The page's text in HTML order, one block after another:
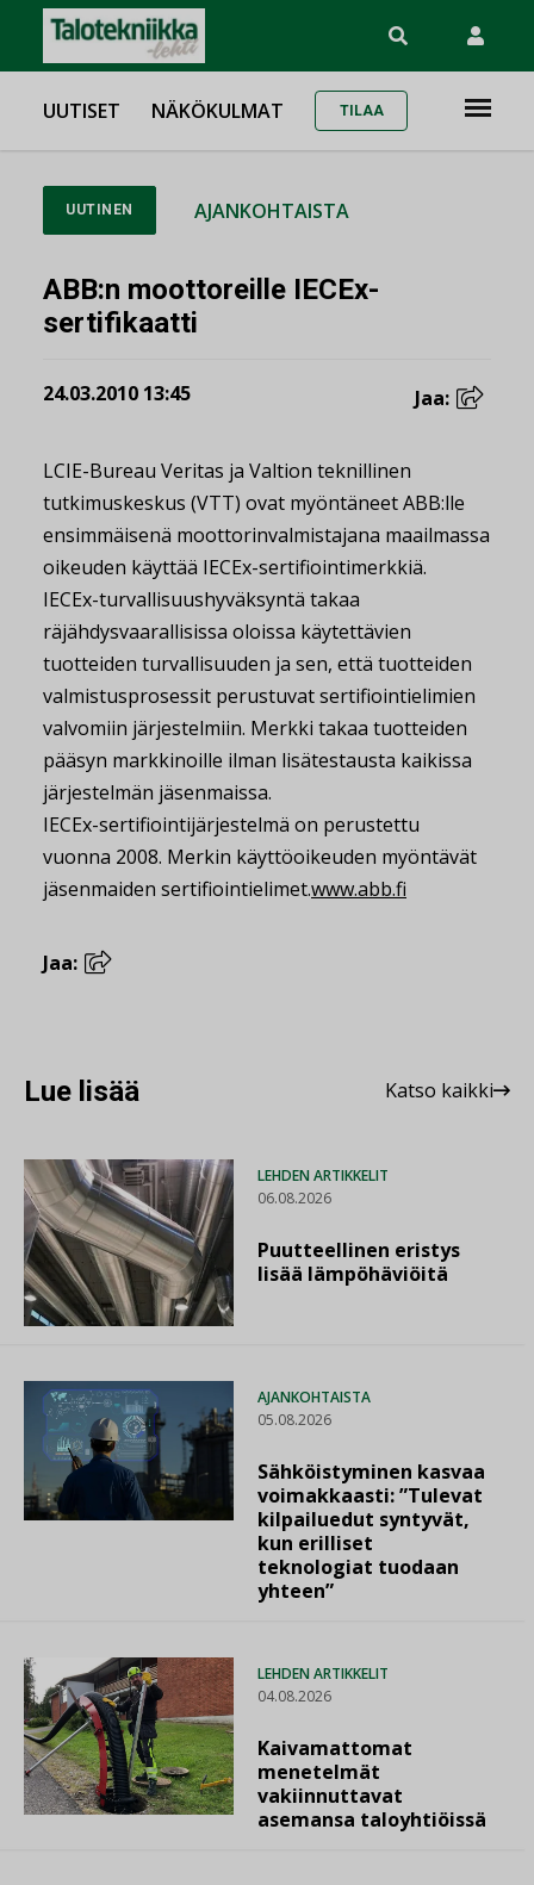
UUTISET NÄKÖKULMAT TILAA
UUTINEN AJANKOHTAISTA
ABB:n moottoreille IECEx-
sertifikaatti
24.03.2010 13:45 Jaa:
LCIE-Bureau Veritas ja Valtion teknillinen
tutkimuskeskus (VTT) ovat myöntäneet ABB:lle
ensimmäisenä moottorinvalmistajana maailmassa
oikeuden käyttää IECEx-sertifiointimerkkiä.
IECEx-turvallisuushyväksyntä takaa
räjähdysvaarallisissa oloissa käytettävien
tuotteiden turvallisuuden ja sen, että tuotteiden
valmistusprosessit perustuvat sertifiointielimien
valvomiin järjestelmiin. Merkki takaa tuotteiden
pääsyn markkinoille ilman lisätestausta kaikissa
järjestelmän jäsenmaissa.
IECEx-sertifiointijärjestelmä on perustettu
vuonna 2008. Merkin käyttöoikeuden myöntävät
jäsenmaiden sertifiointielimet.www.abb.fi
Jaa:
Lue lisää Katso kaikki
LEHDEN ARTIKKELIT
06.08.2026
Puutteellinen eristys
lisää lämpöhäviöitä
AJANKOHTAISTA
05.08.2026
Sähköistyminen kasvaa
voimakkaasti: ”Tulevat
kilpailuedut syntyvät,
kun erilliset
teknologiat tuodaan
yhteen”
LEHDEN ARTIKKELIT
04.08.2026
Kaivamattomat
menetelmät
vakiinnuttavat
asemansa taloyhtiöissä